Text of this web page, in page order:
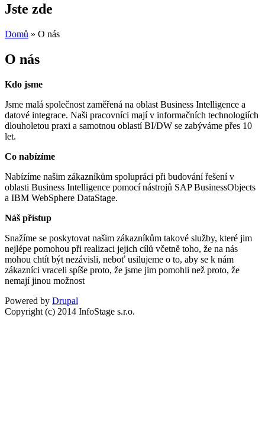
Jste zde
Domů » O nás
O nás
Kdo jsme
Jsme malá společnost zaměřená na oblast Business Intelligence a
datové integrace. Naši pracovníci mají v informačních technologiích
dlouholetou praxi a samotnou oblastí BI/DW se zabýváme přes 10
let.
Co nabízíme
Nabízíme našim zákazníkům spolupráci při budování řešení v
oblasti Business Intelligence pomocí nástrojů SAP BusinessObjects
a IBM WebSphere DataStage.
Náš přístup
Snažíme se poskytovat našim zákazníkům takové služby, které jim
nejlépe pomohou při realizaci jejich cílů včetně toho, že na nás
mohou chtít být nezávisli, neboť usilujeme o to, aby se k nám
zákazníci vraceli spíše proto, že jsme jim pomohli než proto, že
nemají jinou možnost
Powered by Drupal
Copyright (c) 2014 InfoStage s.r.o.